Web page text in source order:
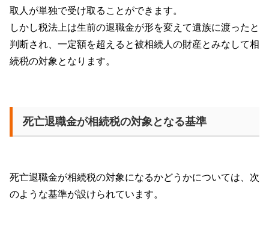
取人が単独で受け取ることができます。
しかし税法上は生前の退職金が形を変えて遺族に渡ったと
判断され、一定額を超えると被相続人の財産とみなして相
続税の対象となります。
死亡退職金が相続税の対象となる基準
死亡退職金が相続税の対象になるかどうかについては、次
のような基準が設けられています。